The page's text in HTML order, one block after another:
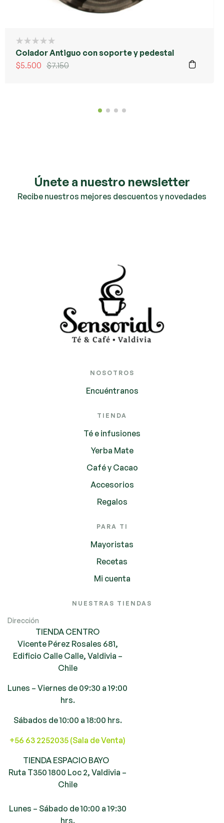
Colador Antiguo con soporte y pedestal
$7.150
$5.500
Únete a nuestro newsletter
Recibe nuestros mejores descuentos y novedades
NOSOTROS
Encuéntranos
TIENDA
Té e infusiones
Yerba Mate
Café y Cacao
Accesorios
Regalos
PARA TI
Mayoristas
Recetas
Mi cuenta
NUESTRAS TIENDAS
Dirección
TIENDA CENTRO
Vicente Pérez Rosales 681,
Edificio Calle Calle, Valdivia –
Chile
Lunes – Viernes de 09:30 a 19:00
hrs.
Sábados de 10:00 a 18:00 hrs.
+56 63 2252035 (Sala de Venta)
TIENDA ESPACIO BAYO
Ruta T350 1800 Loc 2, Valdivia –
Chile
Lunes – Sábado de 10:00 a 19:30
hrs.